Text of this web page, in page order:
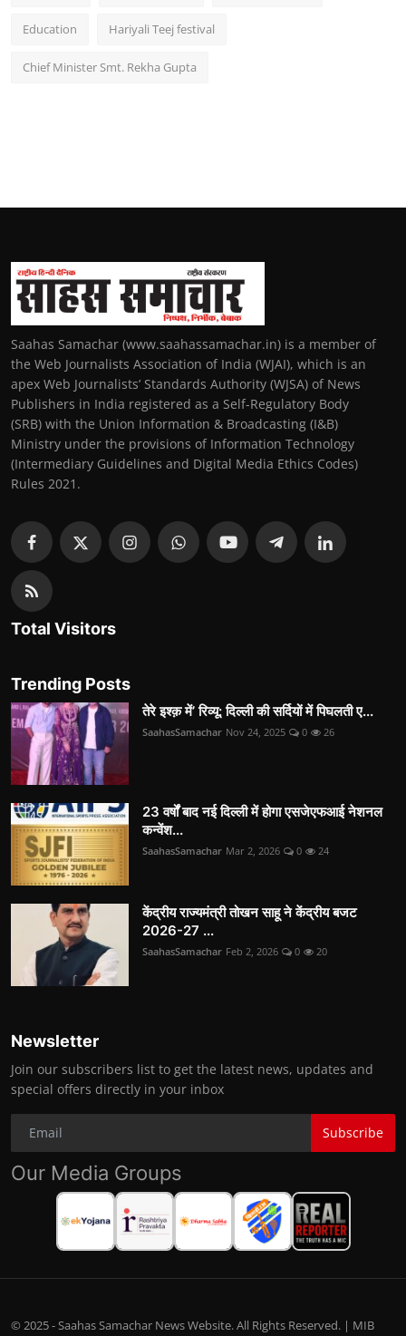
Education Hariyali Teej festival
Chief Minister Smt. Rekha Gupta
Saahas Samachar (www.saahassamachar.in) is a member of
the Web Journalists Association of India (WJAI), which is an
apex Web Journalists’ Standards Authority (WJSA) of News
Publishers in India registered as a Self-Regulatory Body
(SRB) with the Union Information & Broadcasting (I&B)
Ministry under the provisions of Information Technology
(Intermediary Guidelines and Digital Media Ethics Codes)
Rules 2021.
Total Visitors
Trending Posts
तेरे इश्क़ में’ रिव्यू: दिल्ली की सर्दियों में पिघलती ए...
SaahasSamachar Nov 24, 2025 0 26
23 वर्षों बाद नई दिल्ली में होगा एसजेएफआई नेशनल
कन्वेंश...
SaahasSamachar Mar 2, 2026 0 24
केंद्रीय राज्यमंत्री तोखन साहू ने केंद्रीय बजट
2026-27 ...
SaahasSamachar Feb 2, 2026 0 20
Newsletter
Join our subscribers list to get the latest news, updates and
special offers directly in your inbox
Subscribe
Our Media Groups
© 2025 - Saahas Samachar News Website. All Rights Reserved. | MIB